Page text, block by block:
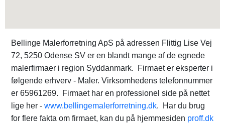
Bellinge Malerforretning ApS på adressen Flittig Lise Vej
72, 5250 Odense SV er en blandt mange af de egnede
malerfirmaer i region Syddanmark. Firmaet er eksperter i
følgende erhverv - Maler. Virksomhedens telefonnummer
er 65961269. Firmaet har en professionel side på nettet
lige her - www.bellingemalerforretning.dk. Har du brug
for flere fakta om firmaet, kan du på hjemmesiden proff.dk